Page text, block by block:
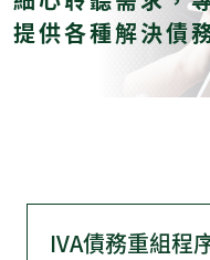
提供各種解決債
IVA債務重組程